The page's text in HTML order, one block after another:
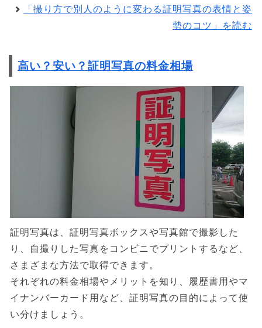
「撮り方で別人のように変わる証明写真の表情と姿
勢のコツ」を読む
高い？安い？証明写真の料金相場
証明写真は、証明写真ボックスや写真館で撮影した
り、自撮りした写真をコンビニでプリントするなど、
さまざまな方法で取得できます。
それぞれの料金相場やメリットを知り、履歴書用やマ
イナンバーカード用など、証明写真の目的によって使
い分けましょう。